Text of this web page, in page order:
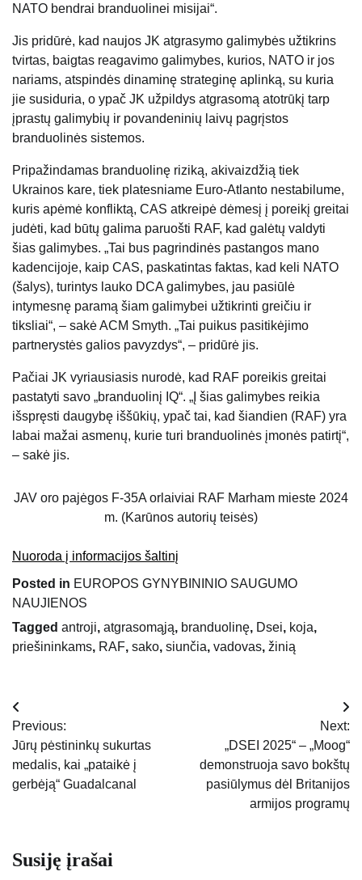
NATO bendrai branduolinei misijai“.
Jis pridūrė, kad naujos JK atgrasymo galimybės užtikrins
tvirtas, baigtas reagavimo galimybes, kurios, NATO ir jos
nariams, atspindės dinaminę strateginę aplinką, su kuria
jie susiduria, o ypač JK užpildys atgrasomą atotrūkį tarp
įprastų galimybių ir povandeninių laivų pagrįstos
branduolinės sistemos.
Pripažindamas branduolinę riziką, akivaizdžią tiek
Ukrainos kare, tiek platesniame Euro-Atlanto nestabilume,
kuris apėmė konfliktą, CAS atkreipė dėmesį į poreikį greitai
judėti, kad būtų galima paruošti RAF, kad galėtų valdyti
šias galimybes. „Tai bus pagrindinės pastangos mano
kadencijoje, kaip CAS, paskatintas faktas, kad keli NATO
(šalys), turintys lauko DCA galimybes, jau pasiūlė
intymesnę paramą šiam galimybei užtikrinti greičiu ir
tiksliai“, – sakė ACM Smyth. „Tai puikus pasitikėjimo
partnerystės galios pavyzdys“, – pridūrė jis.
Pačiai JK vyriausiasis nurodė, kad RAF poreikis greitai
pastatyti savo „branduolinį IQ“. „Į šias galimybes reikia
išspręsti daugybę iššūkių, ypač tai, kad šiandien (RAF) yra
labai mažai asmenų, kurie turi branduolinės įmonės patirtį“,
– sakė jis.
JAV oro pajėgos F-35A orlaiviai RAF Marham mieste 2024
m. (Karūnos autorių teisės)
Nuoroda į informacijos šaltinį
Posted in EUROPOS GYNYBININIO SAUGUMO
NAUJIENOS
Tagged antroji, atgrasomąją, branduolinę, Dsei, koja,
priešininkams, RAF, sako, siunčia, vadovas, žinią
Navigacija
tarp
įrašų
Previous:
Jūrų pėstininkų sukurtas
medalis, kai „pataikė į
gerbėją“ Guadalcanal
Next:
„DSEI 2025“ – „Moog“
demonstruoja savo bokštų
pasiūlymus dėl Britanijos
armijos programų
Susiję įrašai